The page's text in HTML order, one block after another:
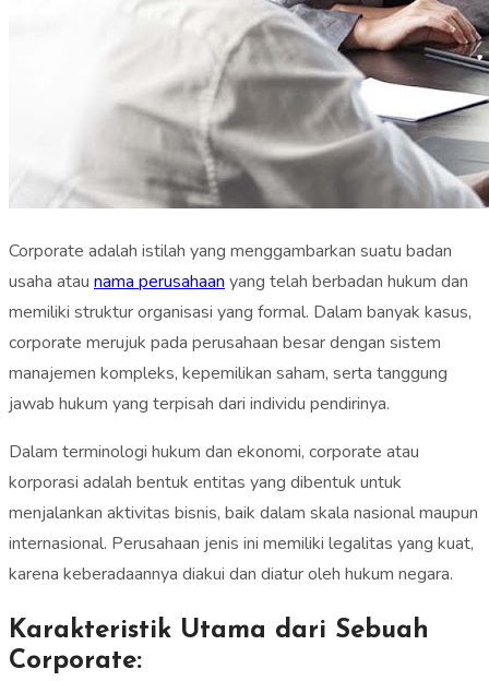
Corporate adalah istilah yang menggambarkan suatu badan
usaha atau nama perusahaan yang telah berbadan hukum dan
memiliki struktur organisasi yang formal. Dalam banyak kasus,
corporate merujuk pada perusahaan besar dengan sistem
manajemen kompleks, kepemilikan saham, serta tanggung
jawab hukum yang terpisah dari individu pendirinya.
Dalam terminologi hukum dan ekonomi, corporate atau
korporasi adalah bentuk entitas yang dibentuk untuk
menjalankan aktivitas bisnis, baik dalam skala nasional maupun
internasional. Perusahaan jenis ini memiliki legalitas yang kuat,
karena keberadaannya diakui dan diatur oleh hukum negara.
Karakteristik Utama dari Sebuah
Corporate: